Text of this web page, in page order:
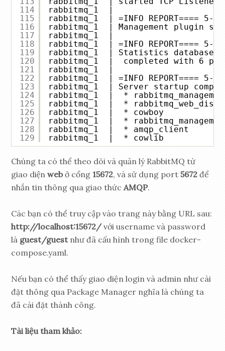
114
115
116
117
118
119
120
121
122
123
124
125
126
127
128
129
rabbitmq_1  |
rabbitmq_1  | =INFO REPORT==== 5-
rabbitmq_1  | Management plugin
rabbitmq_1  |
rabbitmq_1  | =INFO REPORT==== 5-
rabbitmq_1  | Statistics database
rabbitmq_1  |  completed with 6
rabbitmq_1  |
rabbitmq_1  | =INFO REPORT==== 5-
rabbitmq_1  | Server startup
rabbitmq_1  |  *
rabbitmq_1  |  *
rabbitmq_1  |  * cowboy
rabbitmq_1  |  *
rabbitmq_1  |  * amqp_client
rabbitmq_1  |  * cowlib
Chúng ta có thể theo dõi và quản lý RabbitMQ từ
giao diệnwebở cổng 15672, và sử dụng port5672 để
nhắn tin thông qua giao thứcAMQP.
Các bạn có thể truy cập vào trang này bằng URL sau:
http://localhost:15672/với username và password
là guest/guestnhư đã cấu hình trong file docker-
compose.yaml.
Nếu bạn có thể thấy giao diện login và admin như cài
đặt thông qua Package Manager nghĩa là chúng ta
đã cài đặt thành công.
Tài liệu tham khảo: